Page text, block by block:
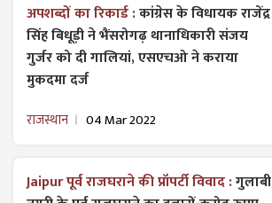
अपशब्दों का रिकार्ड :कांग्रेस के विधायक राजेंद्र
सिंह बिधूड़ी ने भैंसरोगढ़ थानाधिकारी संजय
गुर्जर को दी गालियां, एसएचओ ने कराया
मुकदमा दर्ज
राजस्थान 04 Mar 2022
Jaipur पूर्व राजघराने की प्रॉपर्टी विवाद :गुलाबी